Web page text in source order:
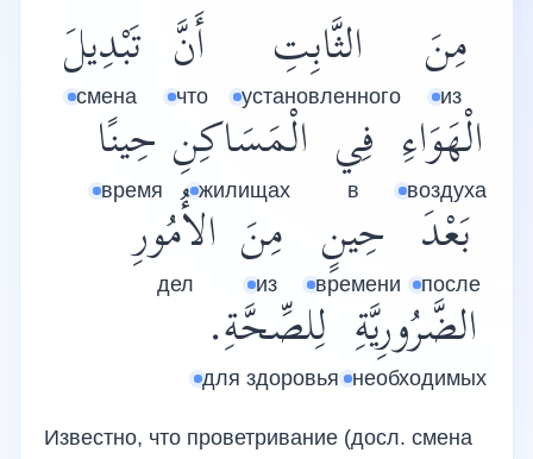
مِنَ
из
الثَّابِتِ
установленного
أَنَّ
что
تَبْدِيلَ
смена
الْهَوَاءِ
воздуха
فِي
в
الْمَسَاكِنِ
жилищах
حِينًا
время
بَعْدَ
после
حِينٍ
времени
مِنَ
из
الأُمُورِ
дел
الضَّرُورِيَّةِ
необходимых
لِلصِّحَّةِ.
для здоровья
Известно, что проветривание (досл. смена